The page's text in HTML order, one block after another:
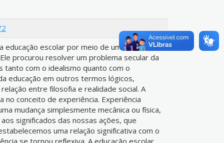
educação escolar por meio de uma
procurou resolver um problema secular da
tanto com o idealismo quanto com o
educação em outros termos lógicos,
entre filosofia e realidade social. A
conceito de experiência. Experiência
mudança simplesmente mecânica ou física,
significados das nossas ações, que
uma relação significativa com o
se tornou reflexiva. A educação escolar